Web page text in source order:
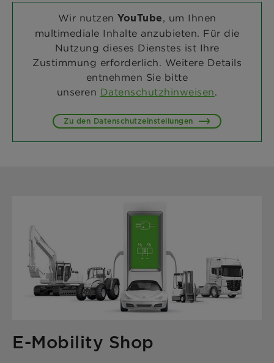
Wir nutzen YouTube, um Ihnen
multimediale Inhalte anzubieten. Für die
Nutzung dieses Dienstes ist Ihre
Zustimmung erforderlich. Weitere Details
entnehmen Sie bitte
unseren Datenschutzhinweisen.
Zu den Datenschutzeinstellungen
E-Mobility Shop